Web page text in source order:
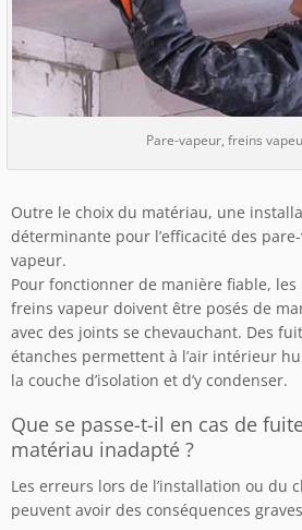
Pare-vapeur, freins
Outre le choix du matériau, une
déterminante pour l’efficacité des
vapeur.
Pour fonctionner de manière fiable,
freins vapeur doivent être posés de
avec des joints se chevauchant. Des
étanches permettent à l’air intérieur
la couche d’isolation et d’y condenser.
Que se passe-t-il en cas de
matériau inadapté ?
Les erreurs lors de l’installation ou du
peuvent avoir des conséquences